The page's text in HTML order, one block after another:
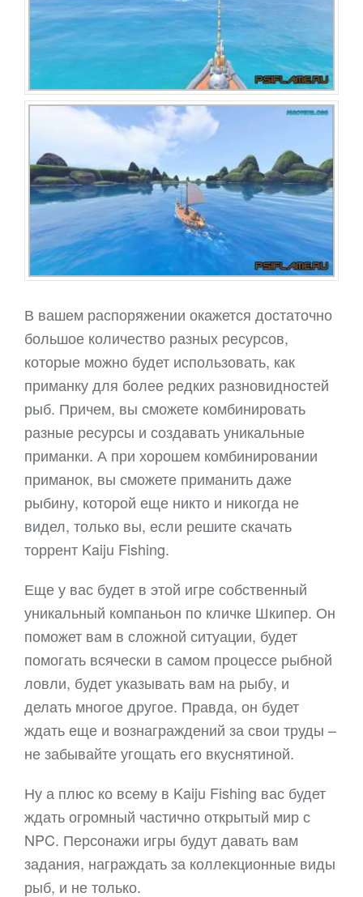
В вашем распоряжении окажется достаточно
большое количество разных ресурсов,
которые можно будет использовать, как
приманку для более редких разновидностей
рыб. Причем, вы сможете комбинировать
разные ресурсы и создавать уникальные
приманки. А при хорошем комбинировании
приманок, вы сможете приманить даже
рыбину, которой еще никто и никогда не
видел, только вы, если решите скачать
торрент Kaiju Fishing.
Еще у вас будет в этой игре собственный
уникальный компаньон по кличке Шкипер. Он
поможет вам в сложной ситуации, будет
помогать всячески в самом процессе рыбной
ловли, будет указывать вам на рыбу, и
делать многое другое. Правда, он будет
ждать еще и вознаграждений за свои труды –
не забывайте угощать его вкуснятиной.
Ну а плюс ко всему в Kaiju Fishing вас будет
ждать огромный частично открытый мир с
NPC. Персонажи игры будут давать вам
задания, награждать за коллекционные виды
рыб, и не только.